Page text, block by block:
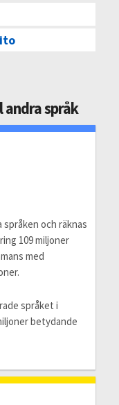
språk
och räknas
109 miljoner
med
språket i
betydande